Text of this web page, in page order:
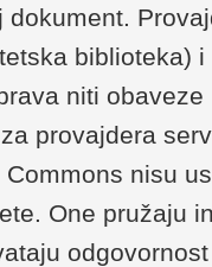
dokument.
biblioteka)
niti
provajdera
nisu
One pružaju